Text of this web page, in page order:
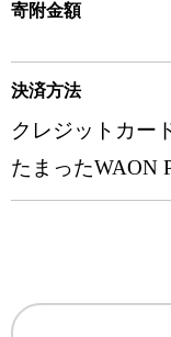
寄附金額
決済方法
クレジットカー
たまったWAON